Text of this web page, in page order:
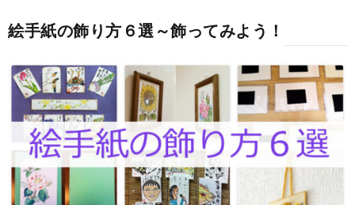
絵手紙の飾り方６選～飾ってみよう！